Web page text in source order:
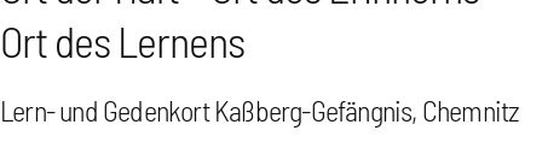
Ort des Lernens
Lern- und Gedenkort Kaßberg-Gefängnis, Chemnitz